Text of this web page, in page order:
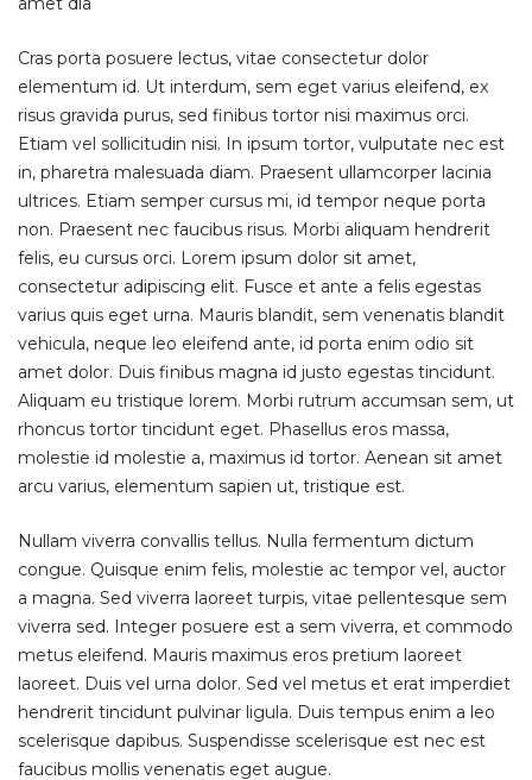
Cras porta posuere lectus, vitae consectetur dolor
elementum id. Ut interdum, sem eget varius eleifend, ex
risus gravida purus, sed finibus tortor nisi maximus orci.
Etiam vel sollicitudin nisi. In ipsum tortor, vulputate nec est
in, pharetra malesuada diam. Praesent ullamcorper lacinia
ultrices. Etiam semper cursus mi, id tempor neque porta
non. Praesent nec faucibus risus. Morbi aliquam hendrerit
felis, eu cursus orci. Lorem ipsum dolor sit amet,
consectetur adipiscing elit. Fusce et ante a felis egestas
varius quis eget urna. Mauris blandit, sem venenatis blandit
vehicula, neque leo eleifend ante, id porta enim odio sit
amet dolor. Duis finibus magna id justo egestas tincidunt.
Aliquam eu tristique lorem. Morbi rutrum accumsan sem, ut
rhoncus tortor tincidunt eget. Phasellus eros massa,
molestie id molestie a, maximus id tortor. Aenean sit amet
arcu varius, elementum sapien ut, tristique est.
Nullam viverra convallis tellus. Nulla fermentum dictum
congue. Quisque enim felis, molestie ac tempor vel, auctor
a magna. Sed viverra laoreet turpis, vitae pellentesque sem
viverra sed. Integer posuere est a sem viverra, et commodo
metus eleifend. Mauris maximus eros pretium laoreet
laoreet. Duis vel urna dolor. Sed vel metus et erat imperdiet
hendrerit tincidunt pulvinar ligula. Duis tempus enim a leo
scelerisque dapibus. Suspendisse scelerisque est nec est
faucibus mollis venenatis eget augue.